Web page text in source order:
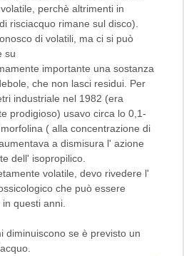
perchè altrimenti in
risciacquo rimane sul disco).
di volatili, ma ci si può
su
importante una sostanza
che non lasci residui. Per
industriale nel 1982 (era
prodigioso) usavo circa lo 0,1-
( alla concentrazione di
a dismisura l' azione
dell' isopropilico.
volatile, devo rivedere l'
che può essere
questi anni.
diminuiscono se è previsto un